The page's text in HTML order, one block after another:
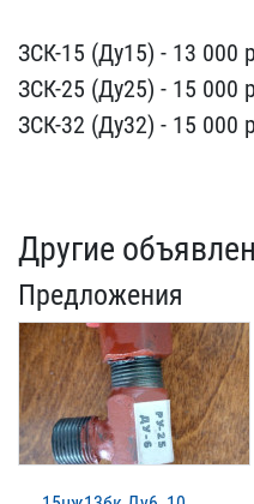
ЗСК-1​5 (Ду15) - 13 000
ЗС​К-25 (Ду25) - 15 000
ЗСК-32 (Ду32) - 15 000
Другие
Предложения